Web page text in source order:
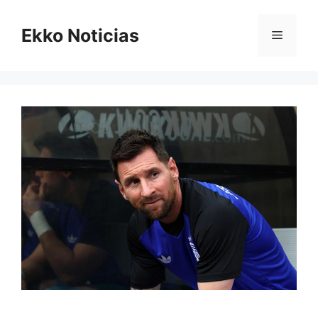
contenido
Ekko Noticias Menú